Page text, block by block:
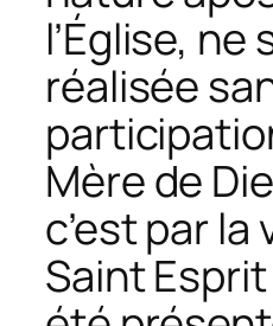
l’Église, ne
réalisée
Mère de
c’est par
Saint Esprit